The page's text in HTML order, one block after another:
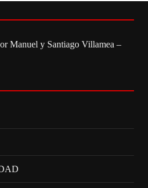
Manuel y Santiago Villamea –